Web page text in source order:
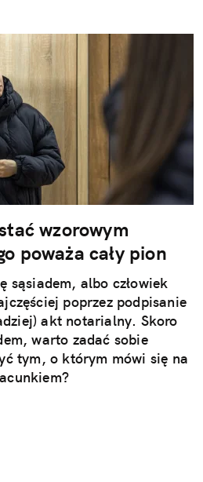
wzorowym
poważa cały pion
sąsiadem, albo człowiek
poprzez podpisanie
akt notarialny. Skoro
warto zadać sobie
tym, o którym mówi się na